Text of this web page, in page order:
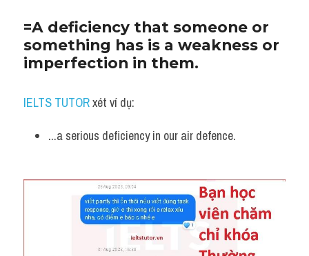
=A deficiency that someone or
something has is a weakness or
imperfection in them.
IELTS TUTOR xét ví dụ:
...a serious deficiency in our air defence.